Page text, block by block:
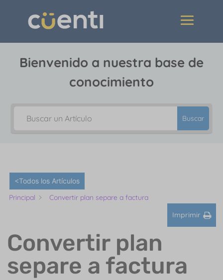
Bienvenido a nuestra base de
conocimiento
Buscar
<Todos los Artículos
Principal
Convertir plan separe a factura
Imprimir
Convertir plan
separe a factura